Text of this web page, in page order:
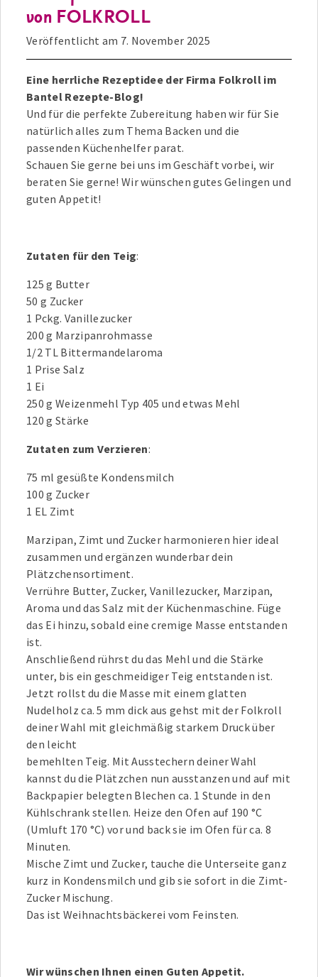
von FOLKROLL
Veröffentlicht am 7. November 2025
Eine herrliche Rezeptidee der Firma Folkroll im
Bantel Rezepte-Blog!
Und für die perfekte Zubereitung haben wir für Sie
natürlich alles zum Thema Backen und die
passenden Küchenhelfer parat.
Schauen Sie gerne bei uns im Geschäft vorbei, wir
beraten Sie gerne! Wir wünschen gutes Gelingen und
guten Appetit!
Zutaten für den Teig:
125 g Butter
50 g Zucker
1 Pckg. Vanillezucker
200 g Marzipanrohmasse
1/2 TL Bittermandelaroma
1 Prise Salz
1 Ei
250 g Weizenmehl Typ 405 und etwas Mehl
120 g Stärke
Zutaten zum Verzieren:
75 ml gesüßte Kondensmilch
100 g Zucker
1 EL Zimt
Marzipan, Zimt und Zucker harmonieren hier ideal
zusammen und ergänzen wunderbar dein
Plätzchensortiment.
Verrühre Butter, Zucker, Vanillezucker, Marzipan,
Aroma und das Salz mit der Küchenmaschine. Füge
das Ei hinzu, sobald eine cremige Masse entstanden
ist.
Anschließend rührst du das Mehl und die Stärke
unter, bis ein geschmeidiger Teig entstanden ist.
Jetzt rollst du die Masse mit einem glatten
Nudelholz ca. 5 mm dick aus gehst mit der Folkroll
deiner Wahl mit gleichmäßig starkem Druck über
den leicht
bemehlten Teig. Mit Ausstechern deiner Wahl
kannst du die Plätzchen nun ausstanzen und auf mit
Backpapier belegten Blechen ca. 1 Stunde in den
Kühlschrank stellen. Heize den Ofen auf 190 °C
(Umluft 170 °C) vor und back sie im Ofen für ca. 8
Minuten.
Mische Zimt und Zucker, tauche die Unterseite ganz
kurz in Kondensmilch und gib sie sofort in die Zimt-
Zucker Mischung.
Das ist Weihnachtsbäckerei vom Feinsten.
Wir wünschen Ihnen einen Guten Appetit.